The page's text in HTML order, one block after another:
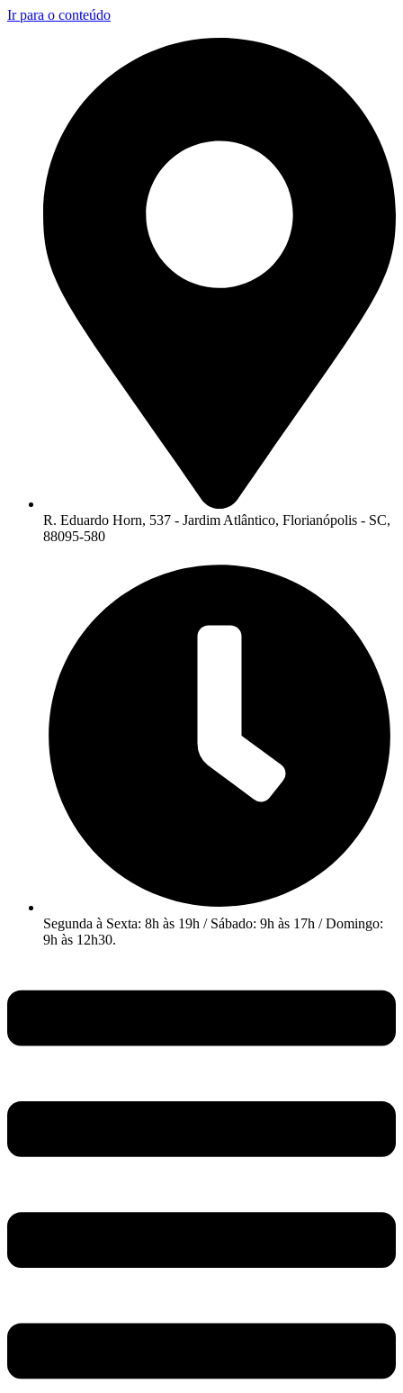
Ir para o conteúdo
R. Eduardo Horn, 537 - Jardim Atlântico, Florianópolis - SC,
88095-580
Segunda à Sexta: 8h às 19h / Sábado: 9h às 17h / Domingo:
9h às 12h30.